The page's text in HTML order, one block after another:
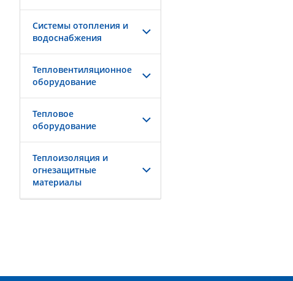
Системы отопления и
водоснабжения
Тепловентиляционное
оборудование
Тепловое
оборудование
Теплоизоляция и
огнезащитные
материалы